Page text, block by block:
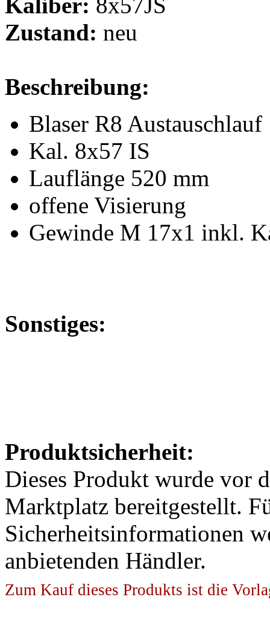
Zustand: neu
Beschreibung:
Blaser R8 Austauschlauf
Kal. 8x57 IS
Lauflänge 520 mm
offene Visierung
Gewinde M 17x1 inkl.
Sonstiges:
Produktsicherheit:
Dieses Produkt wurde vor
Marktplatz bereitgestellt.
Sicherheitsinformationen
anbietenden Händler.
Zum Kauf dieses Produkts ist die